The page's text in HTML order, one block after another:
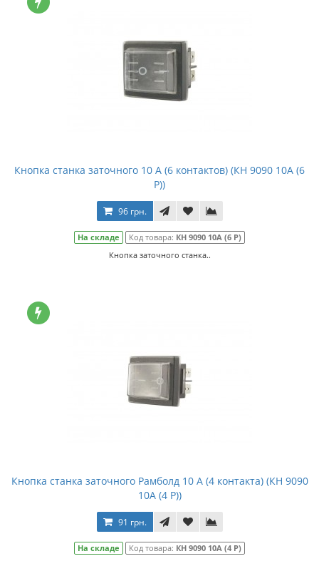
Кнопка станка заточного 10 А (6 контактов) (КН 9090 10А (6
Р))
96 грн.
На складе Код товара: КН 9090 10А (6 Р)
Кнопка заточного станка..
Кнопка станка заточного Рамболд 10 А (4 контакта) (КН 9090
10А (4 Р))
91 грн.
На складе Код товара: КН 9090 10А (4 Р)